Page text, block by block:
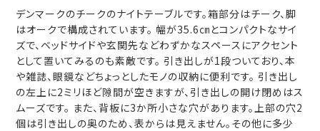
デンマークのチークのナイトテーブルです。箱部分はチーク、脚
はオークで構成されています。 幅が35.6㎝とコンパクトなサイ
ズで、ベッドサイドや玄関先などわずかなスペースにアクセント
として置いてみるのも素敵です。 引き出しが1段ついており、本
や雑誌、眼鏡などちょっとしたモノの収納に便利です。 引き出し
の左上に2ミリほど隙間が空きますが、引き出しの開け閉めはス
ムーズです。 また、背板に3か所小さな穴があります。上部の穴2
個は引き出しの奥のため、表からは見えません。その他に多少